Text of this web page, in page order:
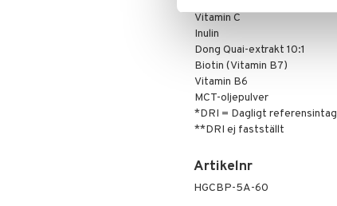
Vitamin C
Inulin
Dong Quai-extrakt 10:1
Biotin (Vitamin B7)
Vitamin B6
MCT-oljepulver
*DRI = Dagligt referensintag
**DRI ej fastställt
Artikelnr
HGCBP-5A-60